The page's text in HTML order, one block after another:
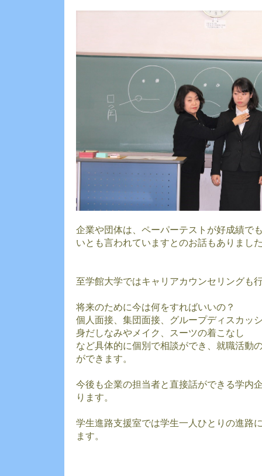
企業や団体は、ペーパーテストが好成績で
いとも言われていますとのお話もありまし
至学館大学ではキャリアカウンセリングも
将来のために今は何をすればいいの？
個人面接、集団面接、グループディスカッ
身だしなみやメイク、スーツの着こなし
など具体的に個別で相談ができ、就職活動
ができます。
今後も企業の担当者と直接話ができる学内
ります。
学生進路支援室では学生一人ひとりの進路
ます。